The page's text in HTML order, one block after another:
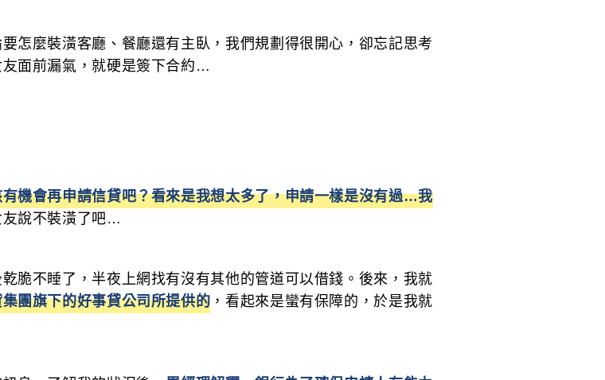
怎麼裝潢客廳、餐廳還有主臥，我們規劃得很開心，卻忘記思考
面前漏氣，就硬是簽下合約…
機會再申請信貸吧？看來是我想太多了，申請一樣是沒有過…我
友說不裝潢了吧…
脆不睡了，半夜上網找有沒有其他的管道可以借錢。後來，我就
團旗下的好事貸公司所提供的 ，看起來是蠻有保障的，於是我就